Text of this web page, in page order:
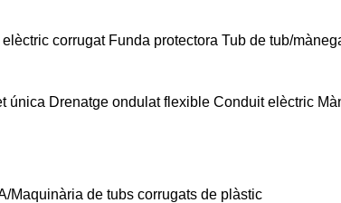
corrugat Funda protectora Tub de tub/
Drenatge ondulat flexible Conduit elèctric
Maquinària de tubs corrugats de plàstic